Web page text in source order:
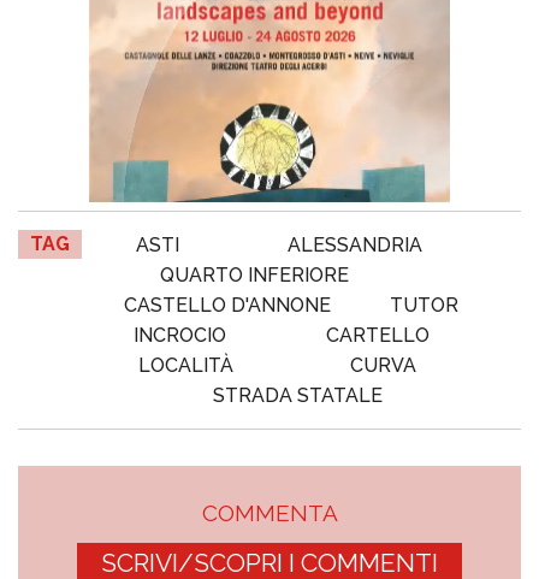
TAG ASTI
ALESSANDRIA
QUARTO INFERIORE
CASTELLO D'ANNONE
TUTOR
INCROCIO
CARTELLO
LOCALITÀ
CURVA
STRADA STATALE
COMMENTA
SCRIVI/SCOPRI I COMMENTI